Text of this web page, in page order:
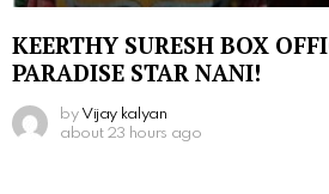
KEERTHY SURESH BOX
PARADISE STAR NANI!
by Vijay kalyan
about 23 hours ago